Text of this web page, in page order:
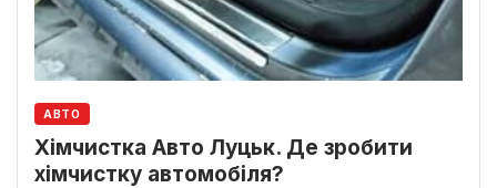
АВТО
Хімчистка Авто Луцьк. Де зробити
хімчистку автомобіля?